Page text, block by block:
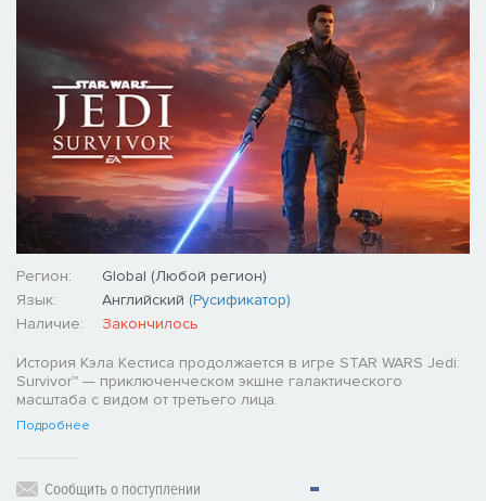
Регион:
Global (Любой регион)
Язык:
Английский (Русификатор)
Наличие:
Закончилось
История Кэла Кестиса продолжается в игре STAR WARS Jedi:
Survivor™ — приключенческом экшне галактического
масштаба с видом от третьего лица.
Подробнее
Сообщить о поступлении